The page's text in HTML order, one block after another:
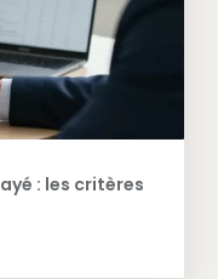
: les critères